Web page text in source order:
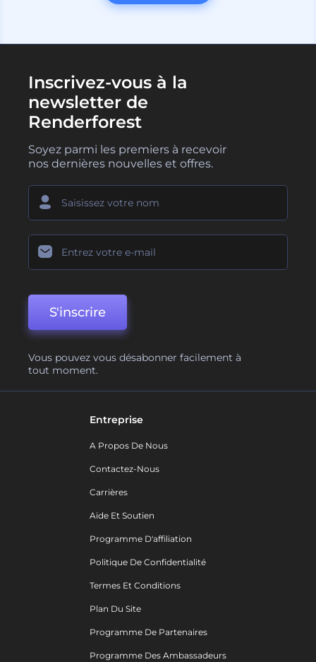
Inscrivez-vous à la
newsletter de
Renderforest
Soyez parmi les premiers à recevoir
nos dernières nouvelles et offres.
S'inscrire
Vous pouvez vous désabonner facilement à
tout moment.
Entreprise
A Propos De Nous
Contactez-Nous
Carrières
Aide Et Soutien
Programme D'affiliation
Politique De Confidentialité
Termes Et Conditions
Plan Du Site
Programme De Partenaires
Programme Des Ambassadeurs